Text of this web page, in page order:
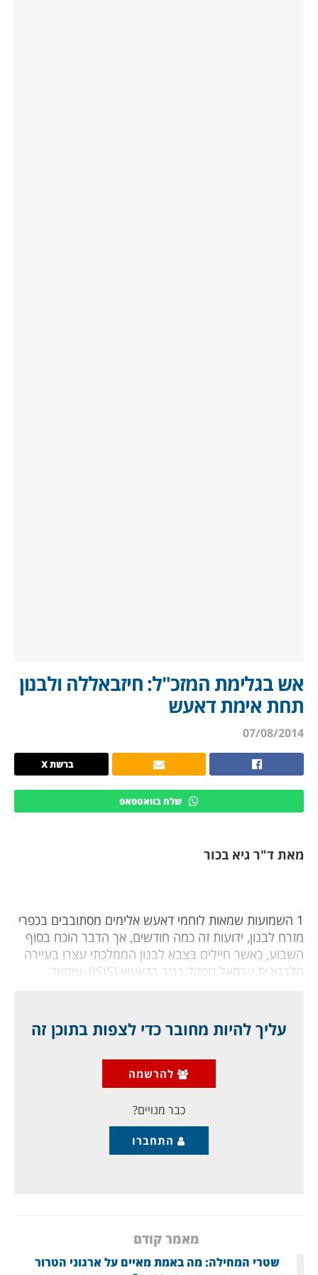
אש בגלימת המזכ"ל: חיזבאללה ולבנון
תחת אימת דאעש
07/08/2014
ברשת X
שלח בוואטסאפ
מאת ד"ר גיא בכור
1 השמועות שמאות לוחמי דאעש אלימים מסתובבים בכפרי
מזרח לבנון, ידועות זה כמה חודשים, אך הדבר הוכח בסוף
השבוע, כאשר חיילים בצבא לבנון הממלכתי עצרו בעיירה
הלבנונית ערסאל מפקד בכיר בדאעש (ISIS), עימאד
בפראות מחנות ובסיסים של צבא לבנון בערסאל
במזרח לבנון, לא רחוק מן הגבול (ראו מפה) עם סוריה.
עליך להיות מחובר כדי לצפות בתוכן זה
להרשמה
כבר מנויים?
התחברו
מאמר קודם
שטרי המחילה: מה באמת מאיים על ארגוני הטרור